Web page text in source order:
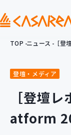
会社情報
サービス
プロダクト開発
クラウド導入支援
TOP ニュース ［登
登壇・メディア
［登壇
atform